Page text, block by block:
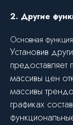
2. Другие
Основная
Установив
предоставляет
массивы цен
массивы
графиках